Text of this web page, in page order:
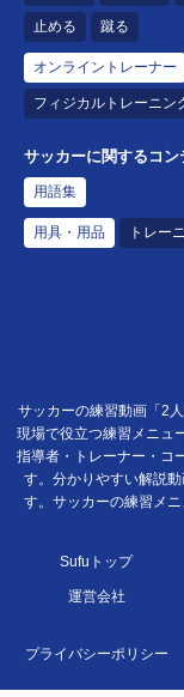
止める 蹴る
オンライントレーナー
フィジカルトレーニン
サッカーに関するコン
用語集
用具・用品 トレー
サッカーの練習動画「2
現場で役立つ練習メニュ
指導者・トレーナー・コ
す。分かりやすい解説
す。サッカーの練習メ
Sufuトップ
運営会社
プライバシーポリシー